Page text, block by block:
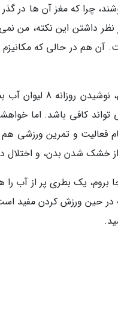
چرا که مغز آن ها در
داشتن این نکته، من
آن هم در حالی که
با توجه به
فعالیت و تمرین ورزشی
خشک شدن بدن، و
یک بطری پر از آب را
در حین ورزش کردن مفید